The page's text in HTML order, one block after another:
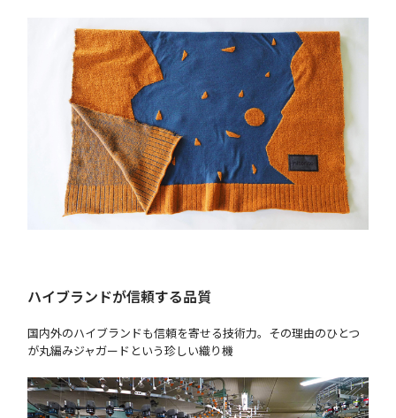
ハイブランドが信頼する品質
国内外のハイブランドも信頼を寄せる技術力。その理由のひとつ
が丸編みジャガードという珍しい織り機